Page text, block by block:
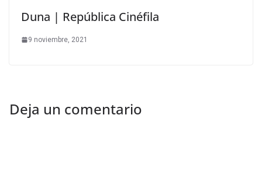
Duna | República Cinéfila
9 noviembre, 2021
Deja un comentario